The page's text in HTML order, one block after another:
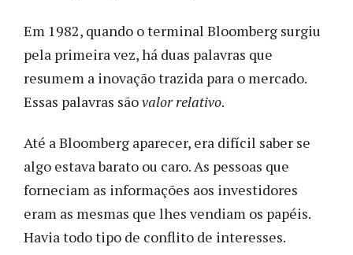
Em 1982, quando o terminal Bloomberg surgiu
pela primeira vez, há duas palavras que
resumem a inovação trazida para o mercado.
Essas palavras sãovalor relativo.
Até a Bloomberg aparecer, era difícil saber se
algo estava barato ou caro. As pessoas que
forneciam as informações aos investidores
eram as mesmas que lhes vendiam os papéis.
Havia todo tipo de conflito de interesses.